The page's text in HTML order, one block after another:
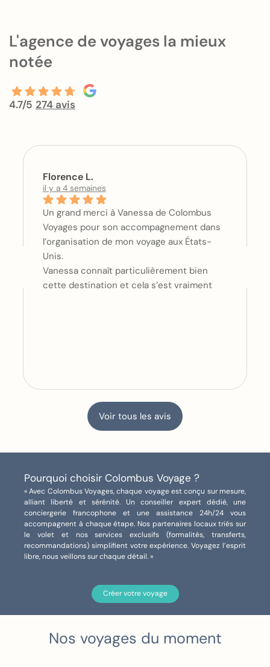
L'agence de voyages la mieux
notée
4.7/5 274 avis
Florence L.
il y a 4 semaines
Un grand merci à Vanessa de Colombus
Voyages pour son accompagnement dans
l’organisation de mon voyage aux États-
Unis.
Vanessa connaît particulièrement bien
cette destination et cela s’est vraiment
Organiser un itinéraire avec plusieurs
villes, des déplacements, des excursions
et des spectacles était un vrai défi, mais il
a été relevé haut la main. Chaque étape
J’ai également beaucoup apprécié sa
disponibilité, son écoute et son
implication, y compris lorsqu’il a fallu gérer
un imprévu pendant le séjour.
Même en son absence, les autres
membres de l’équipe Colombus Voyages
ont su prendre le relais avec efficacité et
voyage de cette ampleur.
Je recommande vivement Vanessa et
l’équipe Colombus Voyages pour leur
professionnalisme, leur expertise des
États-Unis et la qualité de leur
Voir tous les avis
Pourquoi choisir Colombus Voyage ?
« Avec Colombus Voyages, chaque voyage est conçu sur mesure,
alliant liberté et sérénité. Un conseiller expert dédié, une
conciergerie francophone et une assistance 24h/24 vous
accompagnent à chaque étape. Nos partenaires locaux triés sur
le volet et nos services exclusifs (formalités, transferts,
recommandations) simplifient votre expérience. Voyagez l’esprit
libre, nous veillons sur chaque détail. »
Créer votre voyage
Nos voyages du moment